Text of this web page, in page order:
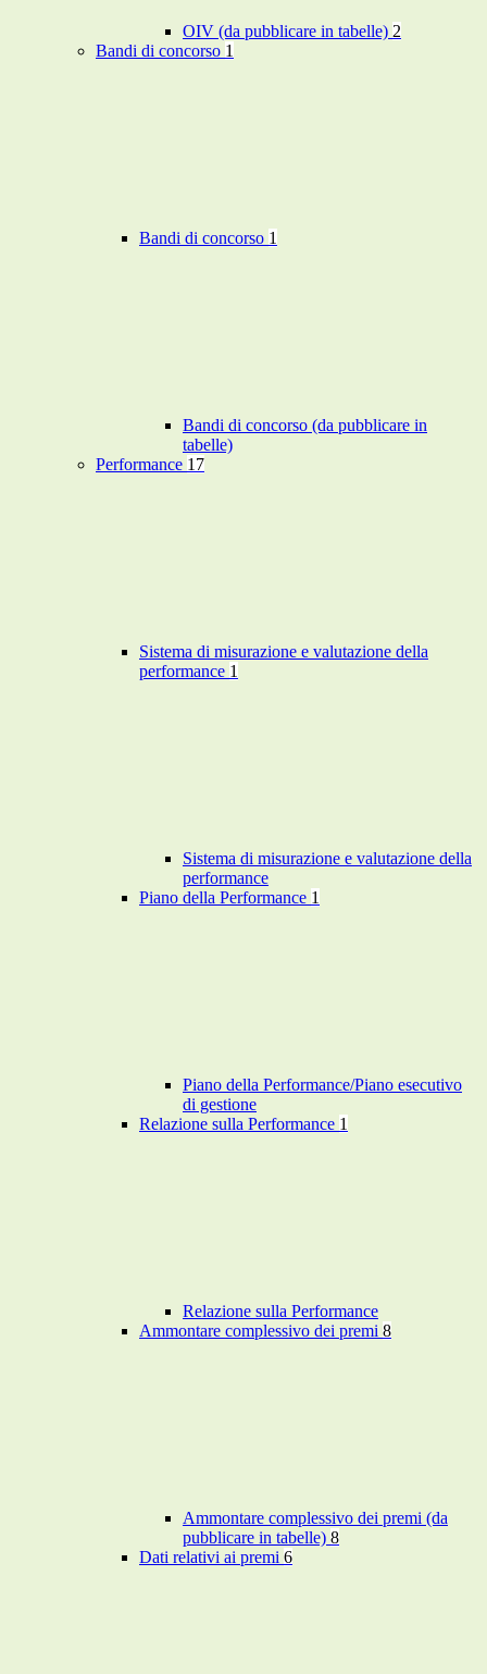
OIV (da pubblicare in tabelle) 2
Bandi di concorso 1
Bandi di concorso 1
Bandi di concorso (da pubblicare in
tabelle)
Performance 17
Sistema di misurazione e valutazione della
performance 1
Sistema di misurazione e valutazione della
performance
Piano della Performance 1
Piano della Performance/Piano esecutivo
di gestione
Relazione sulla Performance 1
Relazione sulla Performance
Ammontare complessivo dei premi 8
Ammontare complessivo dei premi (da
pubblicare in tabelle) 8
Dati relativi ai premi 6